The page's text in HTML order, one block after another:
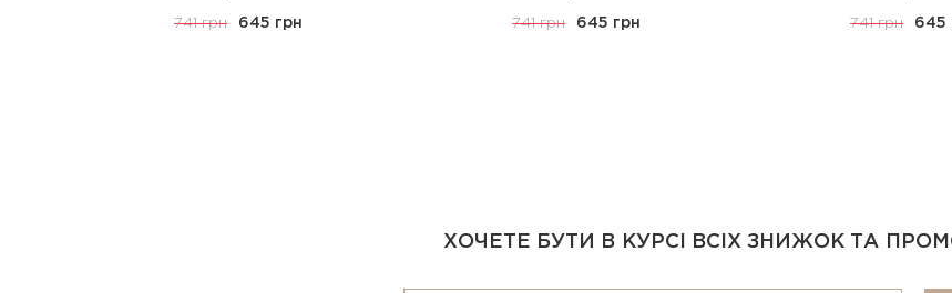
741 грн 645 грн 741 грн 645 грн 741 грн 645
ХОЧЕТЕ БУТИ В КУРСІ ВСІХ ЗНИЖОК ТА